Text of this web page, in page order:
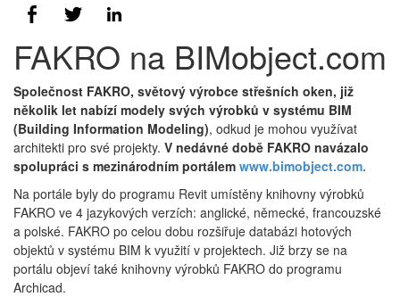
FAKRO na BIMobject.com
Společnost FAKRO, světový výrobce střešních oken, již
několik let nabízí modely svých výrobků v systému BIM
(Building Information Modeling), odkud je mohou využívat
architekti pro své projekty. V nedávné době FAKRO navázalo
spolupráci s mezinárodním portálem www.bimobject.com.
Na portále byly do programu Revit umístěny knihovny výrobků
FAKRO ve 4 jazykových verzích: anglické, německé, francouzské
a polské. FAKRO po celou dobu rozšiřuje databázi hotových
objektů v systému BIM k využití v projektech. Již brzy se na
portálu objeví také knihovny výrobků FAKRO do programu
Archicad.